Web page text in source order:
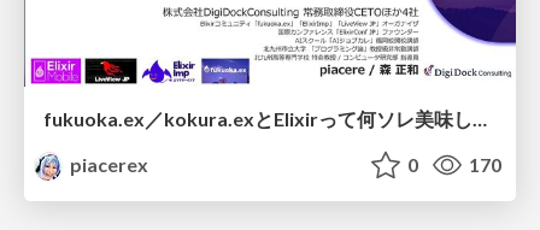
fukuoka.ex／kokura.exとElixirって何ソレ美味しいの？つまみ食い
piacerex
0 170